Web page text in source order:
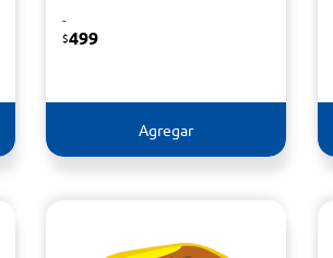
-
$499
Agregar